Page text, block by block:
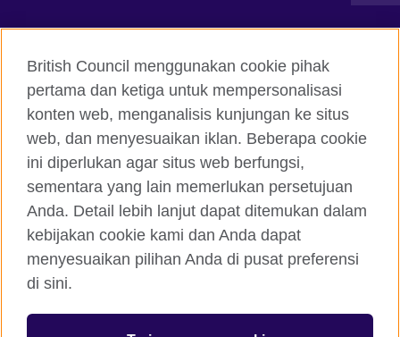
Facebook Instagram
Twitter TikTok
British Council global
Kerahasiaan dan Ketentuan Pemakaian
Cookie
Peta situs
British Council menggunakan cookie pihak
pertama dan ketiga untuk mempersonalisasi
konten web, menganalisis kunjungan ke situs
web, dan menyesuaikan iklan. Beberapa cookie
ini diperlukan agar situs web berfungsi,
sementara yang lain memerlukan persetujuan
Anda. Detail lebih lanjut dapat ditemukan dalam
kebijakan cookie kami dan Anda dapat
menyesuaikan pilihan Anda di pusat preferensi
di sini.